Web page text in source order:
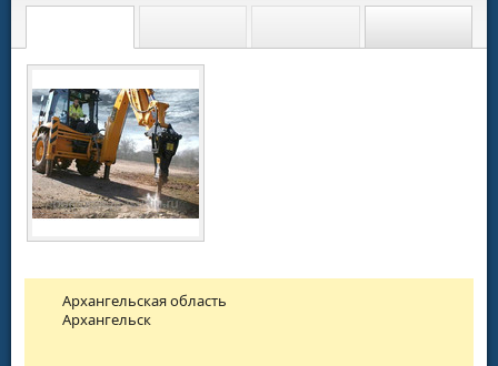
Архангельская область
Архангельск